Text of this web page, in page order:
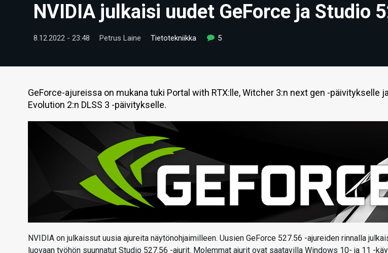
NVIDIA julkaisi uudet GeForce ja Studio
8.12.2022 - 23:48 Petrus Laine Tietotekniikka 5
GeForce-ajureissa on mukana tuki Portal with RTX:lle, Witcher 3:n next gen -päivitykselle
Evolution 2:n DLSS 3 -päivitykselle.
NVIDIA on julkaissut uusia ajureita näytönohjaimilleen. Uusien GeForce 527.56 -ajureiden rinnalla
luovaan työhön suunnatut Studio 527.56 -ajurit. Molemmat ajurit ovat saatavilla Windows 10- ja 11 -